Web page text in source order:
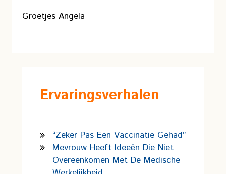
Ervaringsverhalen
“Zeker Pas Een Vaccinatie Gehad”
Mevrouw Heeft Ideeën Die Niet
Overeenkomen Met De Medische
Groetjes Angela